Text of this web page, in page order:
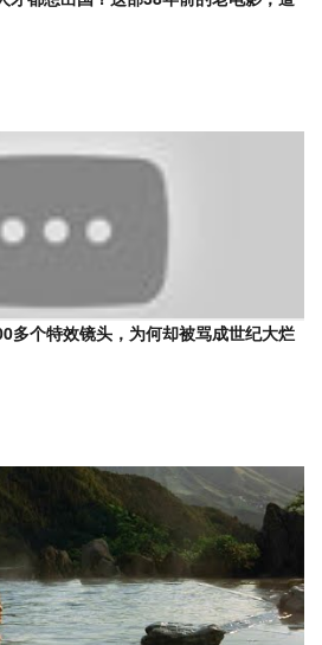
多个特效镜头，为何却被骂成世纪大烂